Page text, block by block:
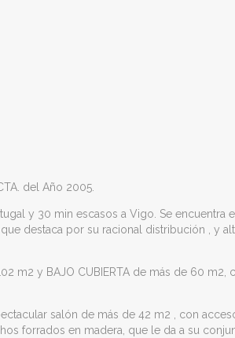
del Año 2005.
y 30 min escasos a Vigo. Se encuentra
destaca por su racional distribución , y
m2 y BAJO CUBIERTA de más de 60
salón de más de 42 m2 , con
forrados en madera, que le da a su